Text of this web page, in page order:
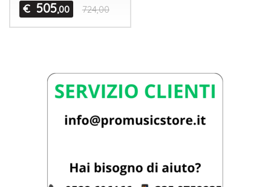
€ 505,00 724,00